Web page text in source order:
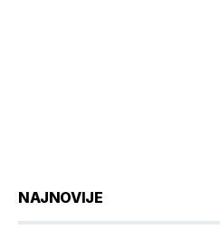
NAJNOVIJE